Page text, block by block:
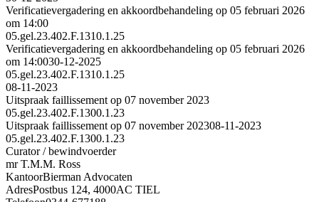
Verificatievergadering en akkoordbehandeling op 05 februari 2026
om 14:00
05.gel.23.402.F.1310.1.25
Verificatievergadering en akkoordbehandeling op 05 februari 2026
om 14:0030-12-2025
05.gel.23.402.F.1310.1.25
08-11-2023
Uitspraak faillissement op 07 november 2023
05.gel.23.402.F.1300.1.23
Uitspraak faillissement op 07 november 202308-11-2023
05.gel.23.402.F.1300.1.23
Curator / bewindvoerder
mr T.M.M. Ross
KantoorBierman Advocaten
AdresPostbus 124, 4000AC TIEL